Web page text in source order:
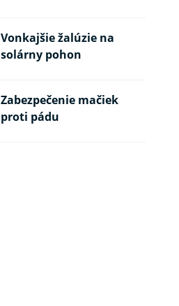
Vonkajšie žalúzie na
solárny pohon
Zabezpečenie mačiek
proti pádu